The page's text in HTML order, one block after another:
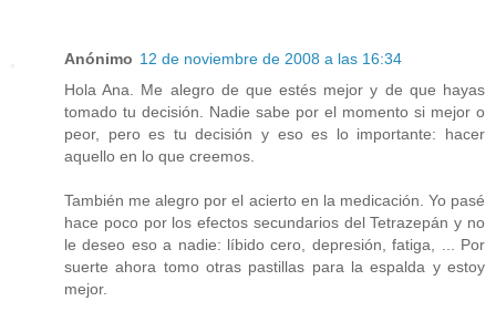
Anónimo 12 de noviembre de 2008 a las 16:34
Hola Ana. Me alegro de que estés mejor y de que hayas
tomado tu decisión. Nadie sabe por el momento si mejor o
peor, pero es tu decisión y eso es lo importante: hacer
aquello en lo que creemos.
También me alegro por el acierto en la medicación. Yo pasé
hace poco por los efectos secundarios del Tetrazepán y no
le deseo eso a nadie: líbido cero, depresión, fatiga, ... Por
suerte ahora tomo otras pastillas para la espalda y estoy
mejor.